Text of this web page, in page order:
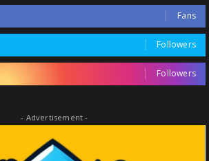
Fans
Followers
Followers
- Advertisement -